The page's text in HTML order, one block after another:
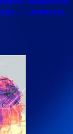
— новости